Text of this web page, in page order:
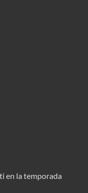
en la temporada